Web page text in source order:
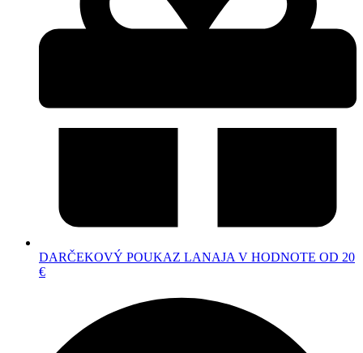
DARČEKOVÝ POUKAZ LANAJA V HODNOTE OD 20
€